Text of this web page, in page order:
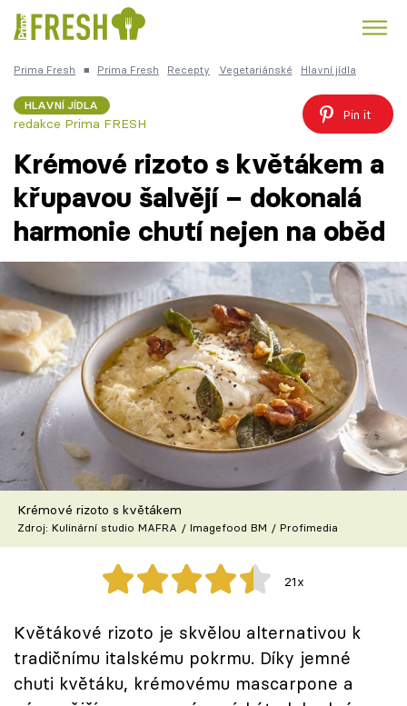
Česká kuchyně Čokoláda
Témata
Recepty
Články
TV Program
Škola vaření
Recepty z TV
Speciál: Cuketa
Těhotnej kuchař
Přihlášení
Prima Fresh ■ Prima Fresh Recepty Vegetariánské Hlavní jídla
HLAVNÍ JÍDLA
redakce Prima FRESH
Pin it
Krémové rizoto s květákem a
křupavou šalvějí – dokonalá
harmonie chutí nejen na oběd
Krémové rizoto s květákem
Zdroj: Kulinární studio MAFRA / Imagefood BM / Profimedia
21x
Květákové rizoto je skvělou alternativou k
tradičnímu italskému pokrmu. Díky jemné
chuti květáku, krémovému mascarpone a